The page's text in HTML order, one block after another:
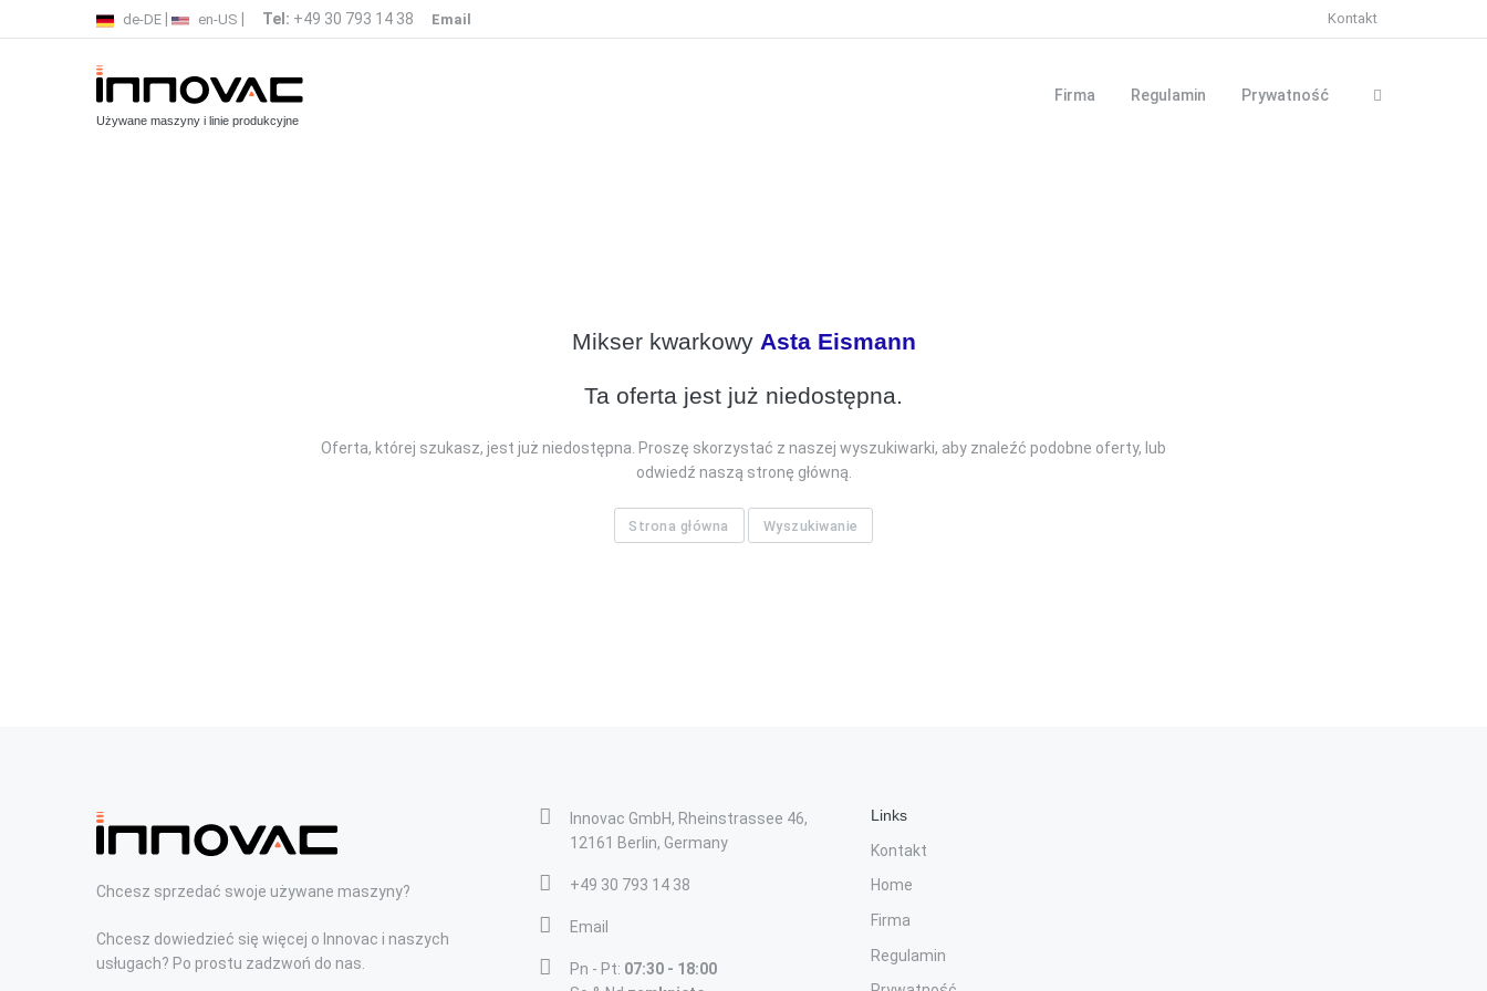
de-DE en-US Tel: +49 30 793 14 38 Email Kontakt
Używane maszyny i linie produkcyjne
Firma Regulamin Prywatność
Mikser kwarkowy Asta Eismann
Ta oferta jest już niedostępna.
Oferta, której szukasz, jest już niedostępna. Proszę skorzystać z naszej wyszukiwarki, aby znaleźć podobne oferty, lub
odwiedź naszą stronę główną.
Strona główna Wyszukiwanie
Chcesz sprzedać swoje używane maszyny?
Chcesz dowiedzieć się więcej o Innovac i naszych
usługach? Po prostu zadzwoń do nas.
Innovac GmbH, Rheinstrassee 46,
12161 Berlin, Germany
+49 30 793 14 38
Email
Pn - Pt: 07:30 - 18:00
Links
Kontakt
Home
Firma
Regulamin